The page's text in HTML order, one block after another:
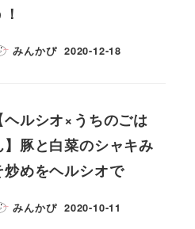
みんかぴ 2020-12-18
ヘルシオ×うちのごは
】豚と白菜のシャキみ
炒めをヘルシオで
みんかぴ 2020-10-11